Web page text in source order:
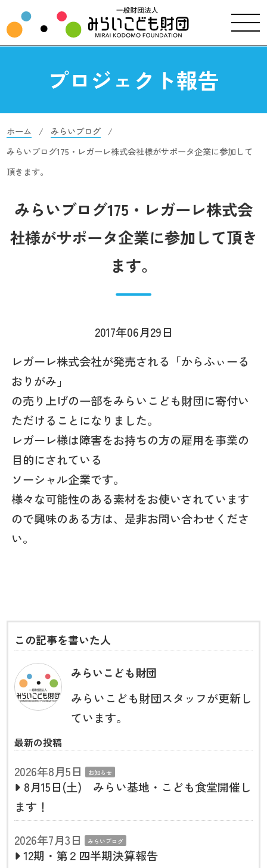
プロジェクト報告
ホーム
みらいブログ
みらいブログ175・レガーレ株式会社様がサポータ企業に参加して
頂きます。
みらいブログ175・レガーレ株式会
社様がサポータ企業に参加して頂き
ます。
2017年06月29日
レガーレ株式会社が発売される「からふぃーる
おりがみ」
の売り上げの一部をみらいこども財団に寄付い
ただけることになりました。
レガーレ様は障害をお持ちの方の雇用を事業の
目的にされている
ソーシャル企業です。
様々な可能性のある素材をお使いされています
ので興味のある方は、是非お問い合わせくださ
い。
この記事を書いた人
みらいこども財団
みらいこども財団スタッフが更新し
ています。
最新の投稿
2026年8月5日 お知らせ
8月15日(土) みらい基地・こども食堂開催し
ます！
2026年7月3日
みらいブログ
12期・第２四半期決算報告